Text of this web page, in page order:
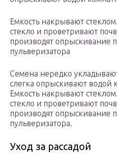
Емкость накрывают
стекло и проветривают
производят опрыскивание
пульверизатора
Семена нередко
слегка опрыскивают водой
Емкость накрывают
стекло и проветривают
производят опрыскивание
пульверизатора.
Уход за рассадой